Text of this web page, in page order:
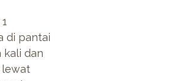
di pantai
kali dan
lewat